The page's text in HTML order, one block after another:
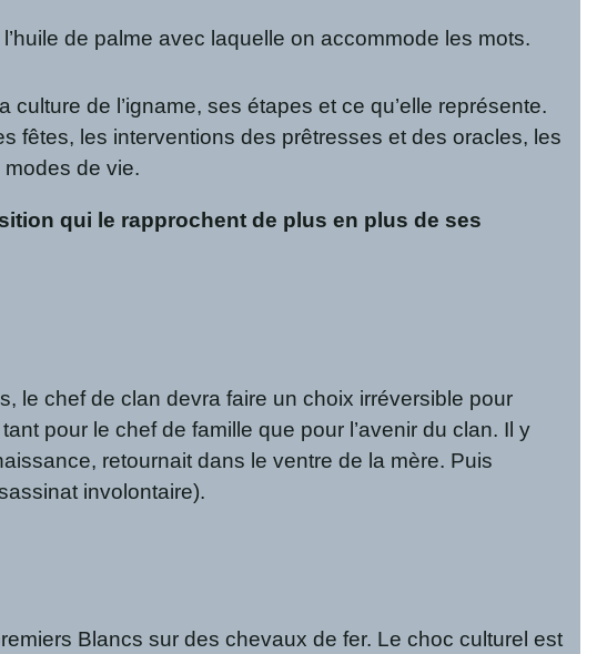
de palme avec laquelle on accommode les mots.
culture de l’igname, ses étapes et ce qu’elle représente.
fêtes, les interventions des prêtresses et des oracles, les
de vie.
qui le rapprochent de plus en plus de ses
le chef de clan devra faire un choix irréversible pour
pour le chef de famille que pour l’avenir du clan. Il y
retournait dans le ventre de la mère. Puis
involontaire).
Blancs sur des chevaux de fer. Le choc culturel est